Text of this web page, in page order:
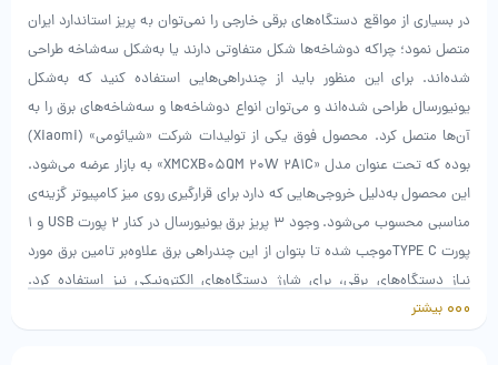
در بسیاری از مواقع دستگاه‌های برقی خارجی را نمی‌توان به پریز استاندارد ایران
متصل نمود؛ چراکه دوشاخه‌ها شکل متفاوتی دارند یا به‌شکل سه‌شاخه طراحی
شده‌اند. برای این منظور باید از چندراهی‌هایی استفاده کنید که به‌شکل
یونیورسال طراحی شده‌اند و می‌توان انواع دوشاخه‌ها و سه‌شاخه‌های برق را به
آن‌ها متصل کرد. محصول فوق یکی از تولیدات شرکت «شیائومی» (Xiaomi)
بوده که تحت عنوان مدل «XMCXB05QM 20W 2A1C» به بازار عرضه می‌شود.
این محصول به‌دلیل خروجی‌هایی که دارد برای قرارگیری روی میز کامپیوتر گزینه‌ی
مناسبی محسوب می‌شود. وجود 3 پریز برق یونیورسال در کنار 2 پورت USB و 1
پورت TYPE Cموجب شده تا بتوان از این چندراهی برق علاوه‌بر تامین برق مورد
نیاز دستگاه‌های برقی، برای شارژ دستگاه‌های الکترونیکی نیز استفاده کرد.
بیشتر